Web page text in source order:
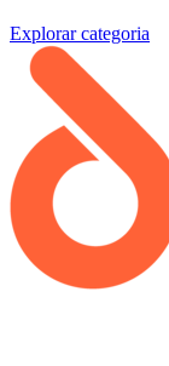
Explorar categoria